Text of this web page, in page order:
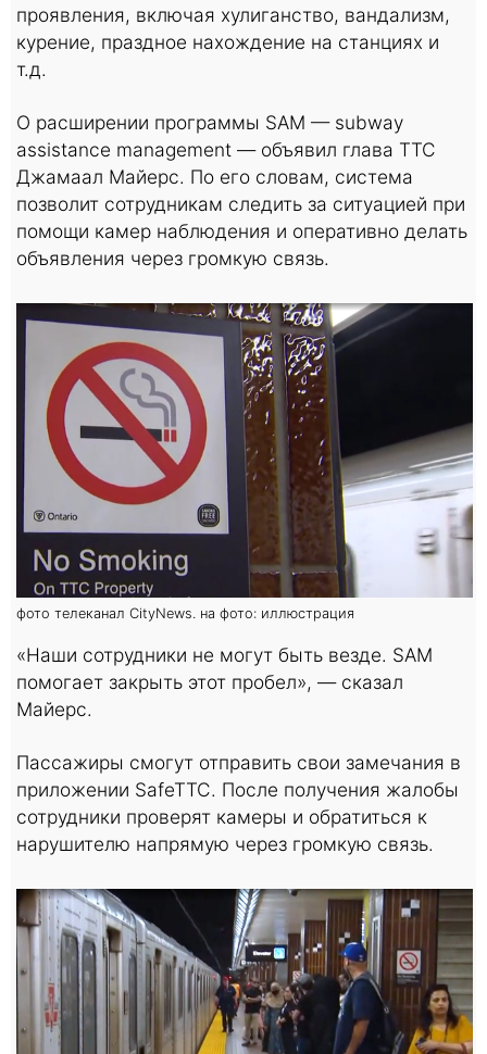
проявления, включая хулиганство, вандализм,
курение, праздное нахождение на станциях и
т.д.
О расширении программы SAM — subway
assistance management — объявил глава TTC
Джамаал Майерс. По его словам, система
позволит сотрудникам следить за ситуацией при
помощи камер наблюдения и оперативно делать
объявления через громкую связь.
фото телеканал CityNews. на фото: иллюстрация
«Наши сотрудники не могут быть везде. SAM
помогает закрыть этот пробел», — сказал
Майерс.
Пассажиры смогут отправить свои замечания в
приложении SafeTTC. После получения жалобы
сотрудники проверят камеры и обратиться к
нарушителю напрямую через громкую связь.